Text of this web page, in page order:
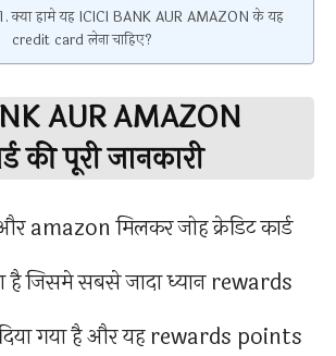
क्या हामे यह ICICI BANK AUR AMAZON के यह
credit card लेना चाहिए?
AUR AMAZON
की पूरी जानकारी
amazon मिलकर जोह क्रेडिट कार्ड
है जिसमे सबसे जादा ध्यान rewards
गया है और यह rewards points